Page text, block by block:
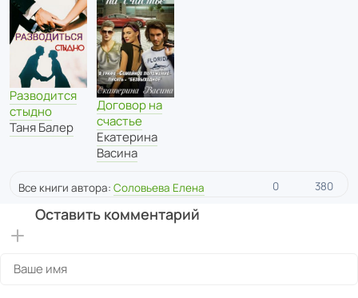
Разводится
стыдно
Таня Балер
Договор на
счастье
Екатерина
Васина
Все книги автора: Соловьева Елена 0 380
Оставить комментарий